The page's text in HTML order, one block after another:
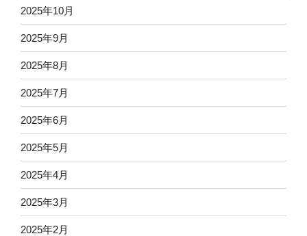
2025年10月
2025年9月
2025年8月
2025年7月
2025年6月
2025年5月
2025年4月
2025年3月
2025年2月